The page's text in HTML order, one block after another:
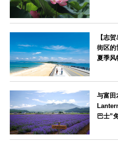
【志
街区
夏季风
与富田
巴士”